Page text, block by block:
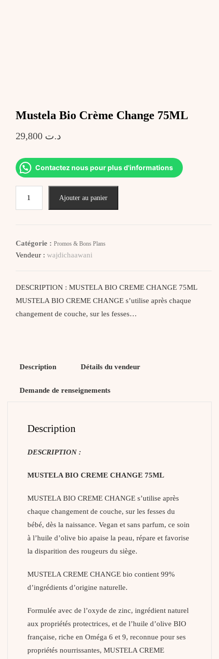
Mustela Bio Crème Change 75ML
د.ت 29,800
Contactez nous pour plus d'informations
Ajouter au panier
Catégorie : Promos & Bons Plans
Vendeur : wajdichaawani
DESCRIPTION : MUSTELA BIO CREME CHANGE 75ML
MUSTELA BIO CREME CHANGE s’utilise après chaque
changement de couche, sur les fesses…
Description Détails du vendeur
Demande de renseignements
Description
DESCRIPTION :
MUSTELA BIO CREME CHANGE 75ML
MUSTELA BIO CREME CHANGE s’utilise après
chaque changement de couche, sur les fesses du
bébé, dès la naissance. Vegan et sans parfum, ce soin
à l’huile d’olive bio apaise la peau, répare et favorise
la disparition des rougeurs du siège.
MUSTELA CREME CHANGE bio contient 99%
d’ingrédients d’origine naturelle.
Formulée avec de l’oxyde de zinc, ingrédient naturel
aux propriétés protectrices, et de l’huile d’olive BIO
française, riche en Oméga 6 et 9, reconnue pour ses
propriétés nourrissantes, MUSTELA CREME